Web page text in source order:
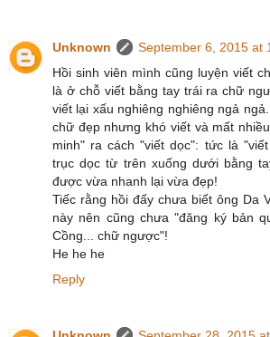
Unknown
September 6, 2015 at
Hồi sinh viên mình cũng luyện viết
là ở chỗ viết bằng tay trái ra chữ
viết lại xấu nghiêng nghiêng ngả
chữ đẹp nhưng khó viết và mất
minh" ra cách "viết dọc": tức là
trục dọc từ trên xuống dưới bằng
được vừa nhanh lại vừa đẹp!
Tiếc rằng hồi đấy chưa biết ông Da
này nên cũng chưa "đăng ký bản
Cồng... chữ ngược"!
He he he
Reply